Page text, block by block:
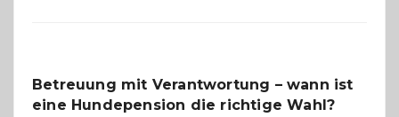
Betreuung mit Verantwortung – wann ist
eine Hundepension die richtige Wahl?